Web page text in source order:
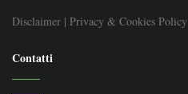
Disclaimer | Privacy & Cookies Policy
Contatti